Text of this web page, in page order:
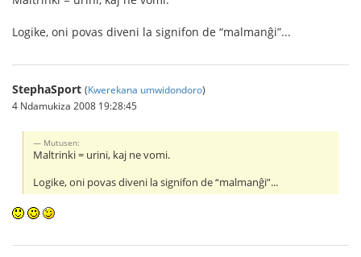
Logike, oni povas diveni la signifon de “malmanĝi”...
StephaSport (Kwerekana umwidondoro)
4 Ndamukiza 2008 19:28:45
Mutusen:
Maltrinki = urini, kaj ne vomi.
Logike, oni povas diveni la signifon de “malmanĝi”...